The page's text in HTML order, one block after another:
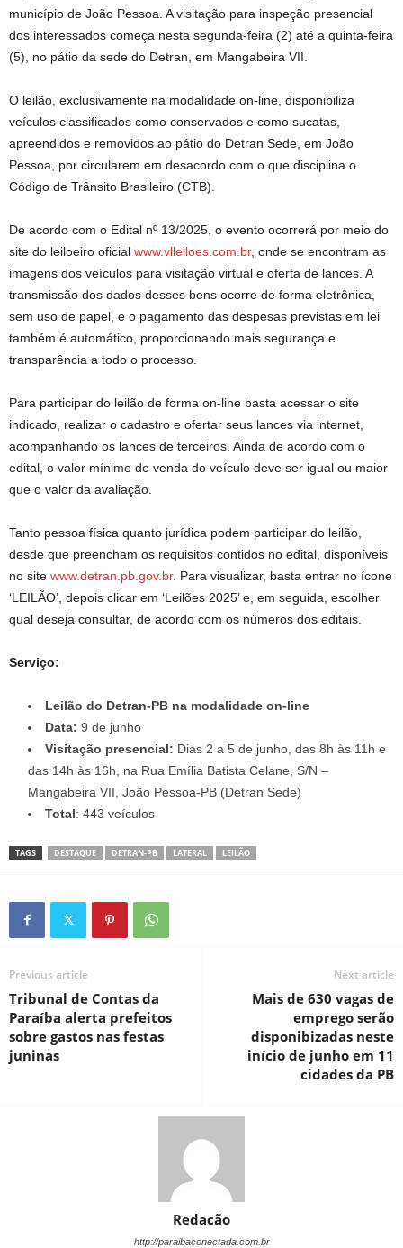
município de João Pessoa. A visitação para inspeção presencial
dos interessados começa nesta segunda-feira (2) até a quinta-feira
(5), no pátio da sede do Detran, em Mangabeira VII.
O leilão, exclusivamente na modalidade on-line, disponibiliza
veículos classificados como conservados e como sucatas,
apreendidos e removidos ao pátio do Detran Sede, em João
Pessoa, por circularem em desacordo com o que disciplina o
Código de Trânsito Brasileiro (CTB).
De acordo com o Edital nº 13/2025, o evento ocorrerá por meio do
site do leiloeiro oficial www.vlleiloes.com.br, onde se encontram as
imagens dos veículos para visitação virtual e oferta de lances. A
transmissão dos dados desses bens ocorre de forma eletrônica,
sem uso de papel, e o pagamento das despesas previstas em lei
também é automático, proporcionando mais segurança e
transparência a todo o processo.
Para participar do leilão de forma on-line basta acessar o site
indicado, realizar o cadastro e ofertar seus lances via internet,
acompanhando os lances de terceiros. Ainda de acordo com o
edital, o valor mínimo de venda do veículo deve ser igual ou maior
que o valor da avaliação.
Tanto pessoa física quanto jurídica podem participar do leilão,
desde que preencham os requisitos contidos no edital, disponíveis
no site www.detran.pb.gov.br. Para visualizar, basta entrar no ícone
‘LEILÃO’, depois clicar em ‘Leilões 2025’ e, em seguida, escolher
qual deseja consultar, de acordo com os números dos editais.
Serviço:
Leilão do Detran-PB na modalidade on-line
Data: 9 de junho
Visitação presencial: Dias 2 a 5 de junho, das 8h às 11h e
das 14h às 16h, na Rua Emília Batista Celane, S/N –
Mangabeira VII, João Pessoa-PB (Detran Sede)
Total: 443 veículos
TAGS DESTAQUE DETRAN-PB LATERAL LEILÃO
Previous article
Tribunal de Contas da
Paraíba alerta prefeitos
sobre gastos nas festas
juninas
Next article
Mais de 630 vagas de
emprego serão
disponibizadas neste
início de junho em 11
cidades da PB
Redacão
http://paraibaconectada.com.br